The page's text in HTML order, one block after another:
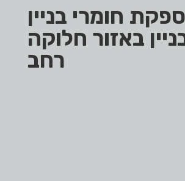
חומרי בניין
באזור חלוקה
רחב